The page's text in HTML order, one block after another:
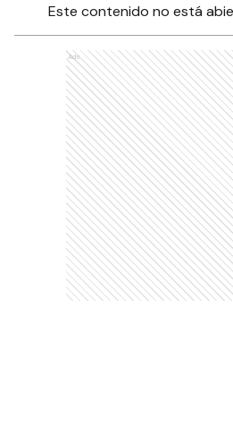
Este contenido no está
Ads